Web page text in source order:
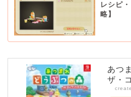
レシピ
略】
あつ
ザ・